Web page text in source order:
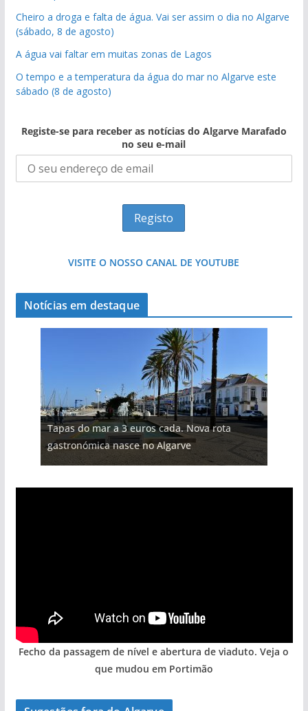
Cheiro a droga e falta de água. Vai ser assim o dia no Algarve
(sábado, 8 de agosto)
A água vai faltar em muitas zonas de Lagos
O tempo e a temperatura da água do mar no Algarve este
sábado (8 de agosto)
Registe-se para receber as notícias do Algarve Marafado
no seu e-mail
VISITE O NOSSO CANAL DE YOUTUBE
Notícias em destaque
Tapas do mar a 3 euros cada. Nova rota
gastronómica nasce no Algarve
Milagre da água. Fontes emblemáticas do
Algarve voltam a ter vida (com vídeo)
Tempestades roubam areia de praias e põem
arribas em risco no Algarve (com vídeo)
Projeto milionário: investimento de 108
milhões de euros na construção de dois
hotéis (com vídeo)
Foto do dia: uma cidade algarvia que cresceu
entre redes e fábricas
Fecho da passagem de nível e abertura de viaduto. Veja o
que mudou em Portimão